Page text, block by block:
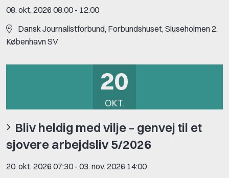
08. okt. 2026 08:00 - 12:00
Dansk Journalistforbund, Forbundshuset, Sluseholmen 2,
København SV
20
OKT.
Bliv heldig med vilje – genvej til et
sjovere arbejdsliv 5/2026
20. okt. 2026 07:30 - 03. nov. 2026 14:00